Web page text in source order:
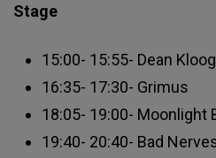
Stage
15:00- 15:55- Dean
16:35- 17:30- Grimus
18:05- 19:00- Moonlight
19:40- 20:40- Bad